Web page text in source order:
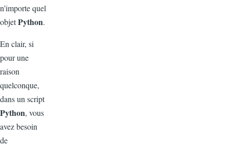
n'importe quel
objetPython.
En clair, si
pour une
raison
quelconque,
dans un script
Python, vous
avez besoin
de